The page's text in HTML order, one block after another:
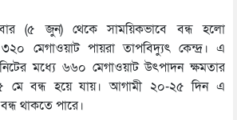
(৫ জুন) থেকে সাময়িকভাবে বন্ধ হলো
মেগাওয়াট পায়রা তাপবিদ্যুৎ কেন্দ্র। এ
মধ্যে ৬৬০ মেগাওয়াট উৎপাদন ক্ষমতার
বন্ধ হয়ে যায়। আগামী ২০-২৫ দিন এ
থাকতে পারে।